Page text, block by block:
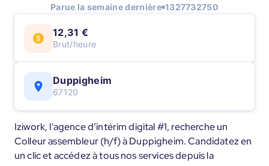
Parue la semaine dernière 1327732750
12,31 €
Brut/heure
Duppigheim
67120
Iziwork, l'agence d’intérim digital #1, recherche un
Colleur assembleur (h/f) à Duppigheim. Candidatez en
un clic et accédez à tous nos services depuis la